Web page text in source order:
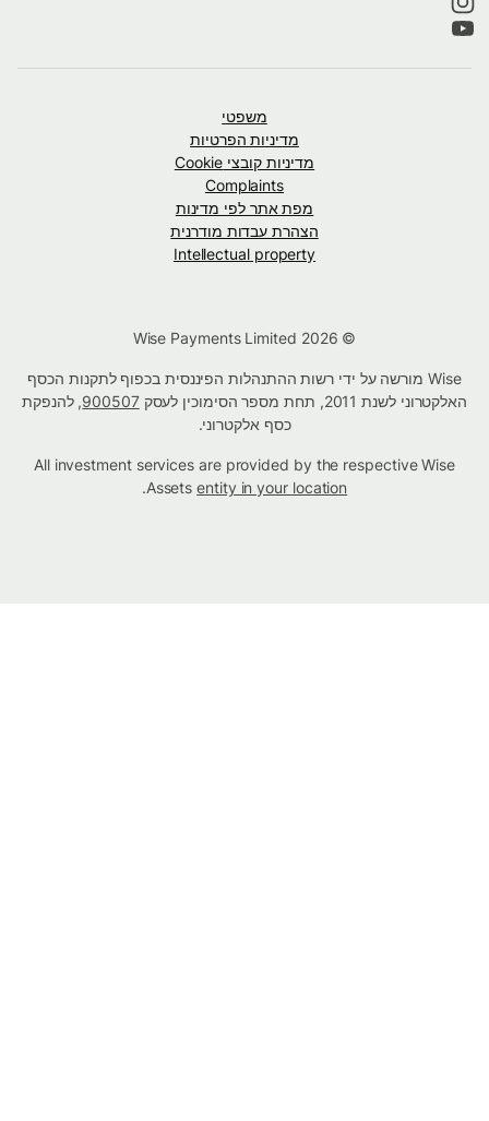
משפטי
מדיניות הפרטיות
מדיניות קובצי Cookie
Complaints
מפת אתר לפי מדינות
הצהרת עבדות מודרנית
Intellectual property
Wise מורשה על ידי רשות ההתנהלות הפיננסית בכפוף לתקנות הכסף
האלקטרוני לשנת 2011, תחת מספר הסימוכין לעסק
900507, להנפקת
כסף אלקטרוני.
All investment services are provided by the respective Wise
Assetsentity in your location
.